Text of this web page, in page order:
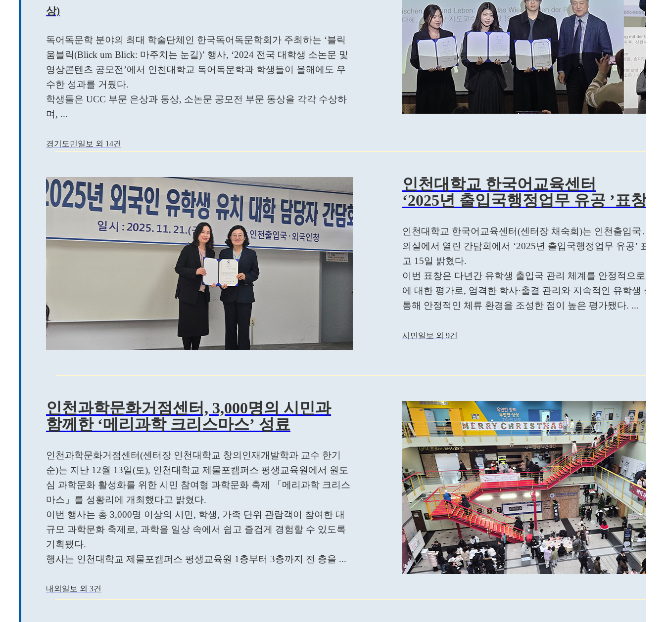
상)
독어독문학 분야의 최대 학술단체인 한국독어독문학회가 주최하는 ‘블릭
움블릭(Blick um Blick: 마주치는 눈길)’ 행사, ‘2024 전국 대학생 소논문 및
영상콘텐츠 공모전’에서 인천대학교 독어독문학과 학생들이 올해에도 우
수한 성과를 거뒀다.
학생들은 UCC 부문 은상과 동상, 소논문 공모전 부문 동상을 각각 수상하
며, ...
경기도민일보 외 14건
인천대학교 한국어교육센터
‘2025년 출입국행정업무 유공 ’표창
인천대학교 한국어교육센터(센터장 채숙희)는 인천출입국․외
의실에서 열린 간담회에서 ‘2025년 출입국행정업무 유공’ 표창
고 15일 밝혔다.
이번 표창은 다년간 유학생 출입국 관리 체계를 안정적으로 운
에 대한 평가로, 엄격한 학사·출결 관리와 지속적인 유학생 상
통해 안정적인 체류 환경을 조성한 점이 높은 평가됐다. ...
시민일보 외 9건
인천과학문화거점센터, 3,000명의 시민과
함께한 ‘메리과학 크리스마스’ 성료
인천과학문화거점센터(센터장 인천대학교 창의인재개발학과 교수 한기
순)는 지난 12월 13일(토), 인천대학교 제물포캠퍼스 평생교육원에서 원도
심 과학문화 활성화를 위한 시민 참여형 과학문화 축제 「메리과학 크리스
마스」를 성황리에 개최했다고 밝혔다.
이번 행사는 총 3,000명 이상의 시민, 학생, 가족 단위 관람객이 참여한 대
규모 과학문화 축제로, 과학을 일상 속에서 쉽고 즐겁게 경험할 수 있도록
기획됐다.
행사는 인천대학교 제물포캠퍼스 평생교육원 1층부터 3층까지 전 층을 ...
내외일보 외 3건